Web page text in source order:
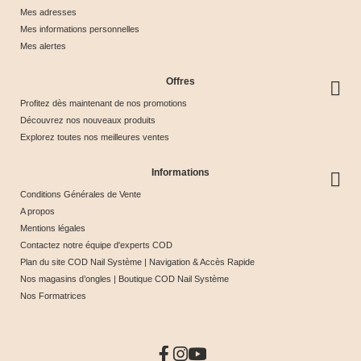
Mes adresses
Mes informations personnelles
Mes alertes
Offres
Profitez dès maintenant de nos promotions
Découvrez nos nouveaux produits
Explorez toutes nos meilleures ventes
Informations
Conditions Générales de Vente
A propos
Mentions légales
Contactez notre équipe d'experts COD
Plan du site COD Nail Système | Navigation & Accès Rapide
Nos magasins d’ongles | Boutique COD Nail Système
Nos Formatrices